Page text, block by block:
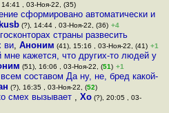
, 03-Ноя-22, (35)
сформировано автоматически и
kusb(?), 14:44 , 03-Ноя-22, (36) +4
страны развесить
ви, Аноним (41), 15:16 , 03-Ноя-22, (41) +1
кажется, что других-то людей у
(51), 16:06 , 03-Ноя-22, (51) +1
составом Да ну, не, бред какой-
(?), 16:35 , 03-Ноя-22, (52)
смех вызывает ,Xo (?), 20:05 , 03-